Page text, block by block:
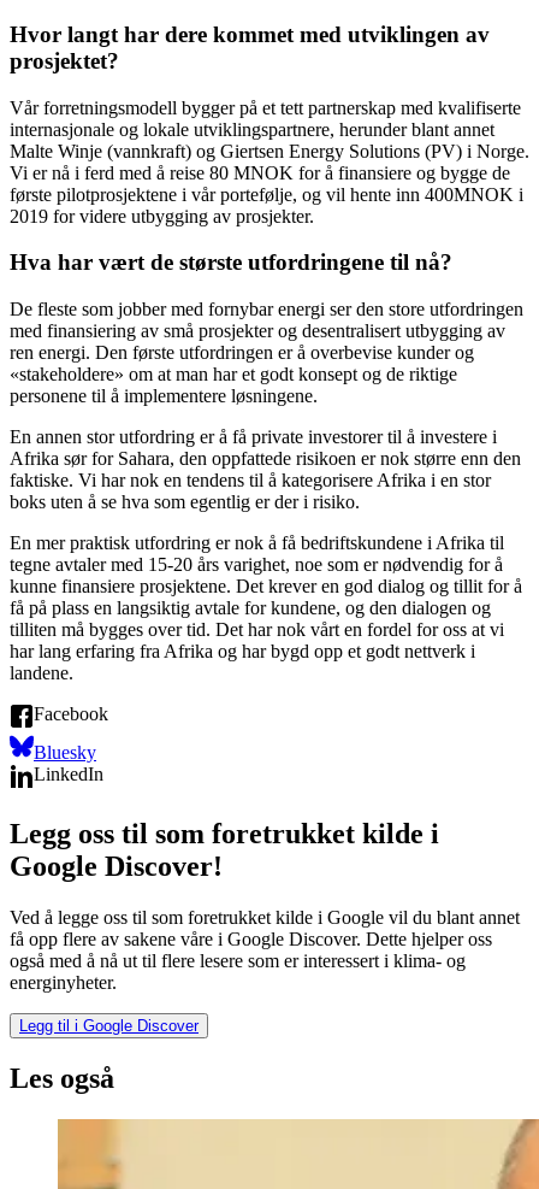
Hvor langt har dere kommet med utviklingen av
prosjektet?
Vår forretningsmodell bygger på et tett partnerskap med kvalifiserte
internasjonale og lokale utviklingspartnere, herunder blant annet
Malte Winje (vannkraft) og Giertsen Energy Solutions (PV) i Norge.
Vi er nå i ferd med å reise 80 MNOK for å finansiere og bygge de
første pilotprosjektene i vår portefølje, og vil hente inn 400MNOK i
2019 for videre utbygging av prosjekter.
Hva har vært de største utfordringene til nå?
De fleste som jobber med fornybar energi ser den store utfordringen
med finansiering av små prosjekter og desentralisert utbygging av
ren energi. Den første utfordringen er å overbevise kunder og
«stakeholdere» om at man har et godt konsept og de riktige
personene til å implementere løsningene.
En annen stor utfordring er å få private investorer til å investere i
Afrika sør for Sahara, den oppfattede risikoen er nok større enn den
faktiske. Vi har nok en tendens til å kategorisere Afrika i en stor
boks uten å se hva som egentlig er der i risiko.
En mer praktisk utfordring er nok å få bedriftskundene i Afrika til
tegne avtaler med 15-20 års varighet, noe som er nødvendig for å
kunne finansiere prosjektene. Det krever en god dialog og tillit for å
få på plass en langsiktig avtale for kundene, og den dialogen og
tilliten må bygges over tid. Det har nok vårt en fordel for oss at vi
har lang erfaring fra Afrika og har bygd opp et godt nettverk i
landene.
Facebook
Bluesky
LinkedIn
Legg oss til som foretrukket kilde i
Google Discover!
Ved å legge oss til som foretrukket kilde i Google vil du blant annet
få opp flere av sakene våre i Google Discover. Dette hjelper oss
også med å nå ut til flere lesere som er interessert i klima- og
energinyheter.
Legg til i Google Discover
Les også